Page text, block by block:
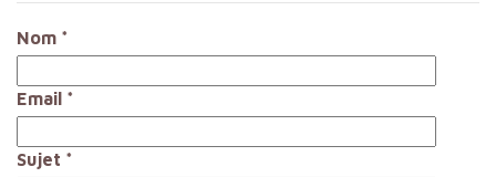
Nom *
Email *
Sujet *